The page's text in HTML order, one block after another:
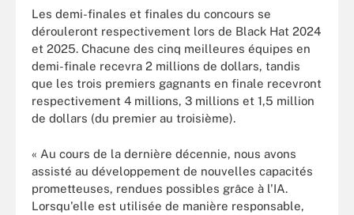
Les demi-finales et finales du concours se
dérouleront respectivement lors de Black Hat 2024
et 2025. Chacune des cinq meilleures équipes en
demi-finale recevra 2 millions de dollars, tandis
que les trois premiers gagnants en finale recevront
respectivement 4 millions, 3 millions et 1,5 million
de dollars (du premier au troisième).
« Au cours de la dernière décennie, nous avons
assisté au développement de nouvelles capacités
prometteuses, rendues possibles grâce à l'IA.
Lorsqu'elle est utilisée de manière responsable,